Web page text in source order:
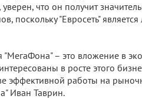
что он получит
поскольку "Евросеть"
"МегаФона" – это вложение в
в росте этого
эффективной работы на
Иван Таврин.